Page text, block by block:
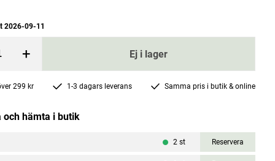
229 kr Current price:99 krPrevious price:229 kr
99 kr 229 kr
2026-09-11
+ Ej i lager
299 kr 1-3 dagars leverans Samma pris i butik & online
och hämta i butik
2 st Reservera